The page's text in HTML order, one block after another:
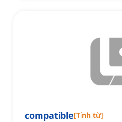
compatible[Tính từ]